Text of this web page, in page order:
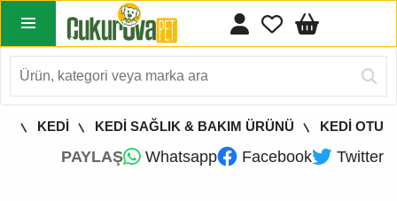
KEDİ KEDİ SAĞLIK & BAKIM ÜRÜNÜ KEDİ OTU
PAYLAŞ Whatsapp Facebook Twitter